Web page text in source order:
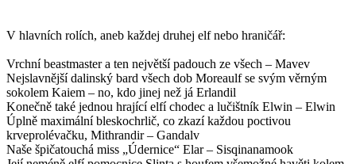
V hlavních rolích, aneb každej druhej elf nebo hraničář:
Vrchní beastmaster a ten největší padouch ze všech – Mavev
Nejslavnější dalinský bard všech dob Moreaulf se svým věrným
sokolem Kaiem – no, kdo jinej než já Erlandil
Konečně také jednou hrající elfí chodec a lučištník Elwin – Elwin
Úplně maximální bleskochrlič, co zkazí každou poctivou
krveprolévačku, Mithrandir – Gandalv
Naše špičatouchá miss „Údernice“ Elar – Sisqinanamook